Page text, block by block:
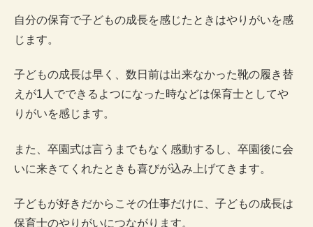
自分の保育で子どもの成長を感じたときはやりがいを感
じます。
子どもの成長は早く、数日前は出来なかった靴の履き替
えが1人でできるよつになった時などは保育士としてや
りがいを感じます。
また、卒園式は言うまでもなく感動するし、卒園後に会
いに来きてくれたときも喜びが込み上げてきます。
子どもが好きだからこその仕事だけに、子どもの成長は
保育士のやりがいにつながります。